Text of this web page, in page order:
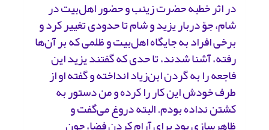
در اثر خطبه حضرت زینب و حضور اهل‌بیت در
شام، جوّ دربار یزید و شام تا حدودی تغییر کرد و
برخی افراد به جایگاه اهل‌بیت و ظلمی که بر آن‌ها
رفته، آشنا شدند، تا حدی که گفتند یزید این
فاجعه را به گردن ابن‌زیاد انداخته و گفته او از
طرف خودش این کار را کرده و من دستور به
کشتن نداده بودم. البته دروغ می‌گفت و
ظاهرسازی بود برای آرام کردن فضا، چون